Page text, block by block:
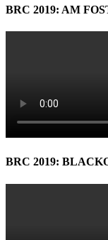
BRC 2019: AM
BRC 2019: